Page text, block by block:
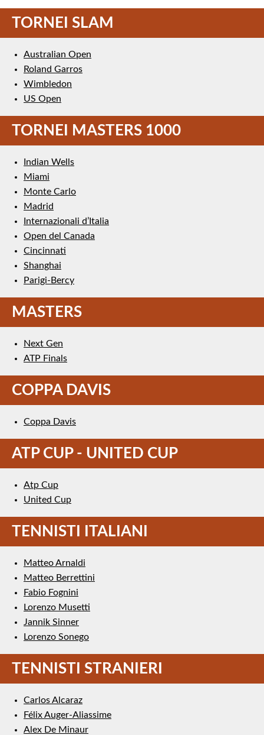
TORNEI SLAM
Australian Open
Roland Garros
Wimbledon
US Open
TORNEI MASTERS 1000
Indian Wells
Miami
Monte Carlo
Madrid
Internazionali d’Italia
Open del Canada
Cincinnati
Shanghai
Parigi-Bercy
MASTERS
Next Gen
ATP Finals
COPPA DAVIS
Coppa Davis
ATP CUP - UNITED CUP
Atp Cup
United Cup
TENNISTI ITALIANI
Matteo Arnaldi
Matteo Berrettini
Fabio Fognini
Lorenzo Musetti
Jannik Sinner
Lorenzo Sonego
TENNISTI STRANIERI
Carlos Alcaraz
Félix Auger-Aliassime
Alex De Minaur